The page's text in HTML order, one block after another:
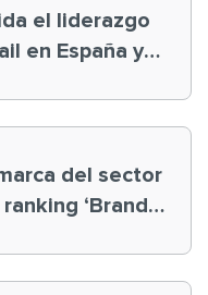
el liderazgo
en España y
del sector
‘Brand